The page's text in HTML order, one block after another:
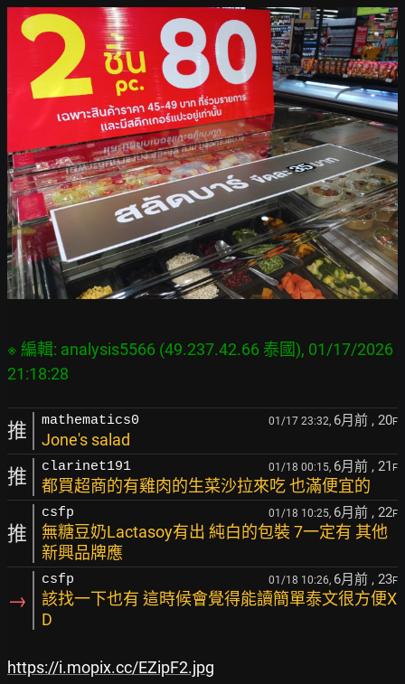
※ 編輯: analysis5566 (49.237.42.66 泰國), 01/17/2026
推 mathematics0 01/17 23:32, 6月前 , 20F
Jone's salad
推 clarinet191 01/18 00:15, 6月前 , 21 F
都買超商的有雞肉的生菜沙拉來吃 也滿便宜的
推
csfp 01/18 10:25, 6月前 , 22F
無糖豆奶Lactasoy有出 純白的包裝 7一定有 其他
新興品牌應
→
csfp 01/18 10:26, 6月前 , 23F
該找一下也有 這時候會覺得能讀簡單泰文很方便X
D
https://i.mopix.cc/EZipF2.jpg